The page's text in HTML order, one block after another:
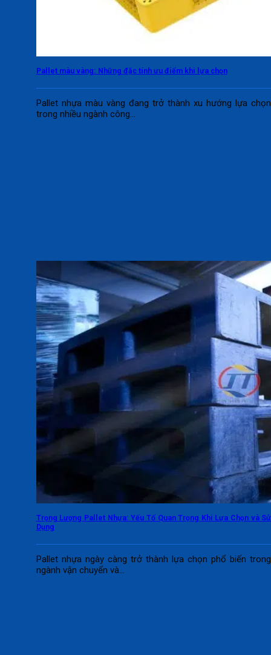
Pallet màu vàng: Những đặc tính ưu điểm khi lựa chọn
Pallet nhựa màu vàng đang trở thành xu hướng lựa chọn
trong nhiều ngành công...
Trọng Lượng Pallet Nhựa: Yếu Tố Quan Trọng Khi Lựa Chọn và Sử
Dụng
Pallet nhựa ngày càng trở thành lựa chọn phổ biến trong
ngành vận chuyển và...